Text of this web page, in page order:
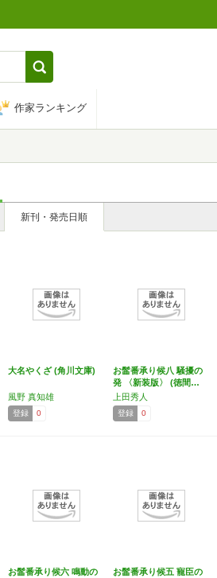
作家ランキング
新刊・発売日順
大名やくざ (角川文庫)
風野 真知雄
登録 0
お髷番承り候八 騒擾の
発 〈新装版〉 (徳間…
上田秀人
登録 0
お髷番承り候六 鳴動の
お髷番承り候五 寵臣の